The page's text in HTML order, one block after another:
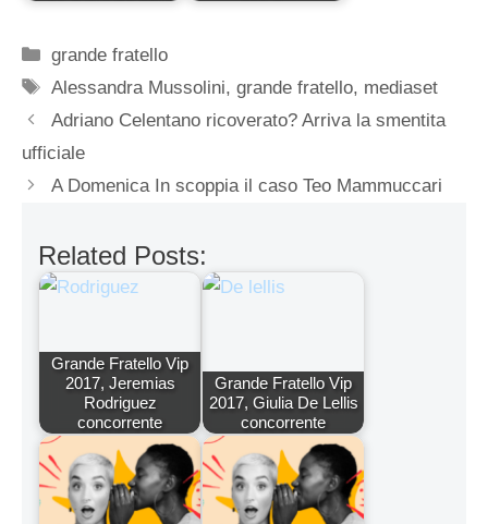
Categorie
grande fratello
Tag
Alessandra Mussolini,grande fratello, mediaset
Adriano Celentano ricoverato? Arriva la smentita
ufficiale
A Domenica In scoppia il caso Teo Mammuccari
Related Posts:
Grande Fratello Vip
2017, Jeremias
Rodriguez
concorrente
Grande Fratello Vip
2017, Giulia De Lellis
concorrente